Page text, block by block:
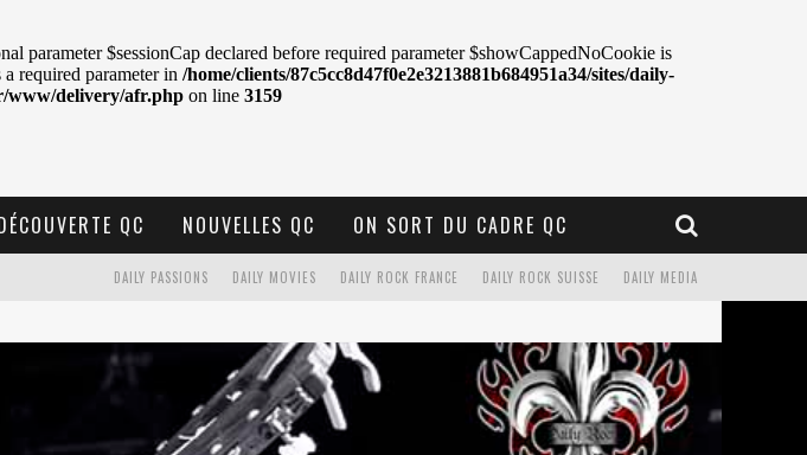
QC NOUVELLES QC ON SORT DU CADRE QC
DAILY MEDIA
DAILY ROCK SUISSE
DAILY ROCK FRANCE
DAILY MOVIES
DAILY PASSIONS